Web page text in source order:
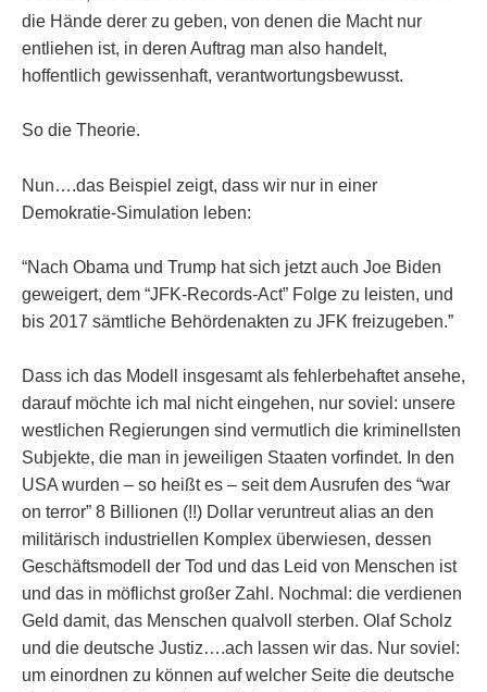
die Hände derer zu geben, von denen die Macht nur
entliehen ist, in deren Auftrag man also handelt,
hoffentlich gewissenhaft, verantwortungsbewusst.
So die Theorie.
Nun….das Beispiel zeigt, dass wir nur in einer
Demokratie-Simulation leben:
“Nach Obama und Trump hat sich jetzt auch Joe Biden
geweigert, dem “JFK-Records-Act” Folge zu leisten, und
bis 2017 sämtliche Behördenakten zu JFK freizugeben.”
Dass ich das Modell insgesamt als fehlerbehaftet ansehe,
darauf möchte ich mal nicht eingehen, nur soviel: unsere
westlichen Regierungen sind vermutlich die kriminellsten
Subjekte, die man in jeweiligen Staaten vorfindet. In den
USA wurden – so heißt es – seit dem Ausrufen des “war
on terror” 8 Billionen (!!) Dollar veruntreut alias an den
militärisch industriellen Komplex überwiesen, dessen
Geschäftsmodell der Tod und das Leid von Menschen ist
und das in möflichst großer Zahl. Nochmal: die verdienen
Geld damit, das Menschen qualvoll sterben. Olaf Scholz
und die deutsche Justiz….ach lassen wir das. Nur soviel:
um einordnen zu können auf welcher Seite die deutsche